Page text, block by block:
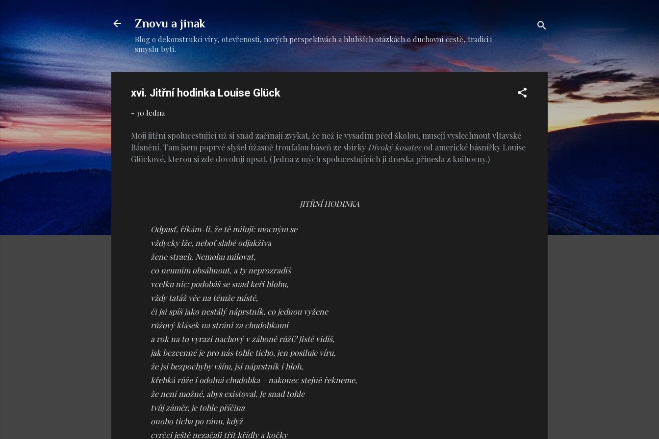
Znovu a jinak
Blog o dekonstrukci víry, otevřenosti, nových perspektivách a hlubších otázkách o duchovní cestě, tradici i
smyslu bytí.
xvi. Jitřní hodinka Louise Glück
- 30 ledna
Moji jitřní spolucestující už si snad začínají zvykat, že než je vysadím před školou, musejí vyslechnout vltavské
Básnění. Tam jsem poprvé slyšel úžasně troufalou báseň ze sbírky Divoký kosatecod americké básnířky Louise
Glückové, kterou si zde dovoluji opsat. (Jedna z mých spolucestujících ji dneska přinesla z knihovny.)
JITŘNÍ HODINKA
Odpusť, říkám-li, že tě miluji: mocným se
vždycky lže, neboť slabé odjakživa
žene strach. Nemohu milovat,
co neumím obsáhnout, a ty neprozradíš
vcelku nic: podobáš se snad keři hlohu,
vždy tatáž věc na témže místě,
či jsi spíš jako nestálý náprstník, co jednou vyžene
růžový klásek na stráni za chudobkami
a rok na to vyrazí nachový v záhoně růží? Jistě vidíš,
jak bezcenné je pro nás tohle ticho, jen posiluje víru,
že jsi bezpochyby vším, jsi náprstník i hloh,
křehká růže i odolná chudobka – nakonec stejně řekneme,
že není možné, abys existoval. Je snad tohle
tvůj záměr, je tohle příčina
onoho ticha po ránu, když
cvrčci ještě nezačali třít křídly a kočky